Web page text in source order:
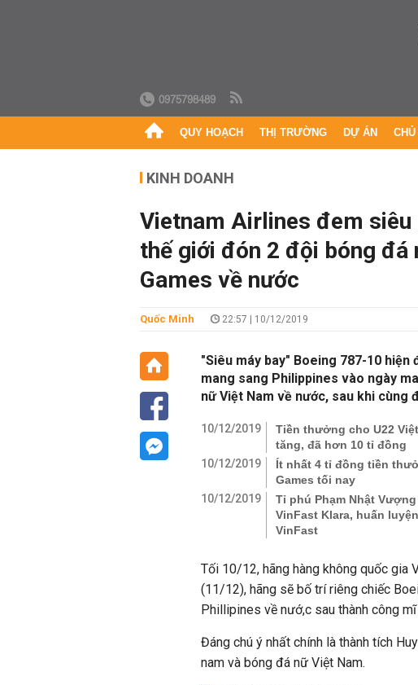
0975798489
QUY HOẠCH THỊ TRƯỜNG DỰ ÁN
KINH DOANH
Vietnam Airlines đem siêu
thế giới đón 2 đội bóng đá
Games về nước
Quốc Minh 22:57 | 10/12/2019
"Siêu máy bay" Boeing 787-10
mang sang Philippines vào ngày
nữ Việt Nam về nước, sau khi cùng
10/12/2019
Tiền thưởng cho U22
tăng, đã hơn 10 tỉ đồng
10/12/2019
Ít nhất 4 tỉ đồng tiền
Games tối nay
10/12/2019
Tỉ phú Phạm Nhật
VinFast Klara, huấn
VinFast
Tối 10/12, hãng hàng không quốc gia
(11/12), hãng sẽ bố trí riêng chiếc
Phillipines về nướ,c sau thành công
Đáng chú ý nhất chính là thành tích
nam và bóng đá nữ Việt Nam.